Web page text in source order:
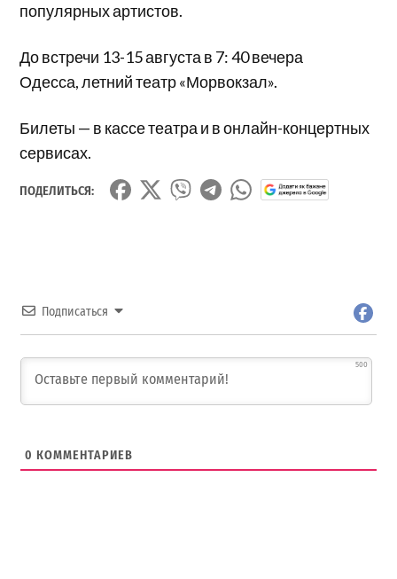
популярных артистов.
До встречи 13-15 августа в 7: 40 вечера
Одесса, летний театр «Морвокзал».
Билеты — в кассе театра и в онлайн-концертных
сервисах.
ПОДЕЛИТЬСЯ:
Подписаться
500
0 КОММЕНТАРИЕВ